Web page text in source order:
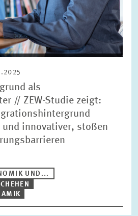
als
// ZEW-Studie zeigt:
und innovativer, stoßen
UND...